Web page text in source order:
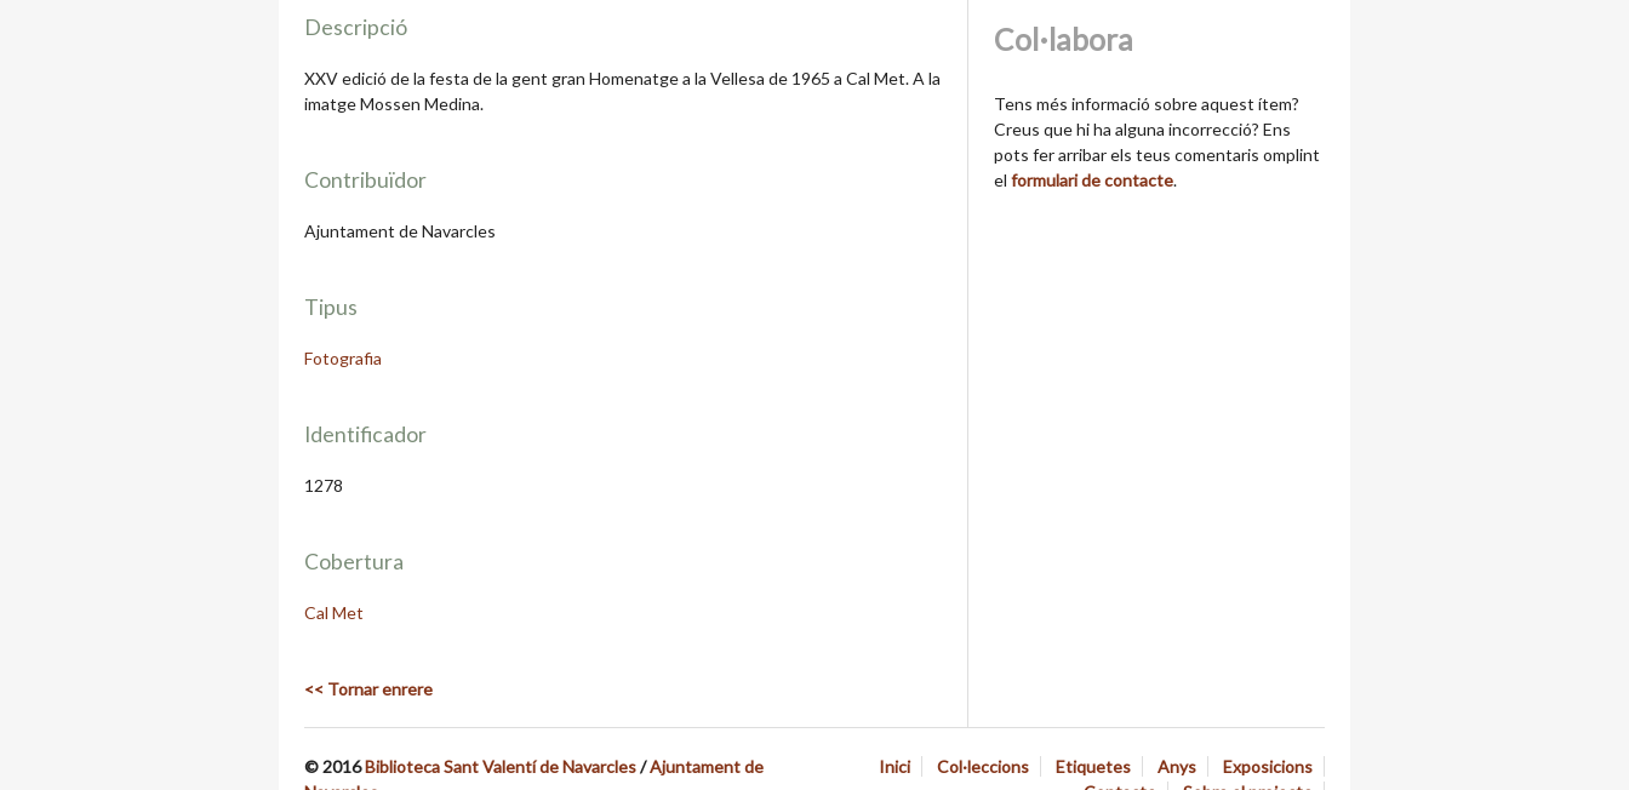
Descripció
XXV edició de la festa de la gent gran Homenatge a la Vellesa de 1965 a Cal Met. A la
imatge Mossen Medina.
Contribuïdor
Ajuntament de Navarcles
Tipus
Fotografia
Identificador
1278
Cobertura
Cal Met
<< Tornar enrere
Col·labora
Tens més informació sobre aquest ítem?
Creus que hi ha alguna incorrecció? Ens
pots fer arribar els teus comentaris omplint
elformulari de contacte.
Inici Col·leccions Etiquetes Anys
Exposicions
© 2016Biblioteca Sant Valentí de Navarcles/Ajuntament de